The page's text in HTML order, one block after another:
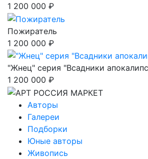
1 200 000 ₽
Пожиратель
1 200 000 ₽
"Жнец" серия "Всадники
1 200 000 ₽
Авторы
Галереи
Подборки
Юные авторы
Живопись